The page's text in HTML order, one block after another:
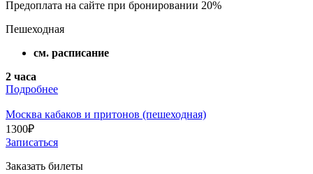
Предоплата на сайте при бронировании 20%
Пешеходная
см. расписание
2 часа
Подробнее
Москва кабаков и притонов (пешеходная)
1300₽
Записаться
Заказать билеты